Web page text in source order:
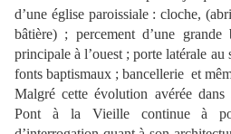
d’une église paroissiale : cloche,
bâtière) ; percement d’une
principale à l’ouest ; porte latérale au
fonts baptismaux ; bancellerie et
Malgré cette évolution avérée
Pont à la Vieille continue à